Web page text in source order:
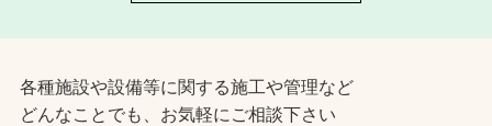
各種施設や設備等に関する施工や管理など
どんなことでも、お気軽にご相談下さい